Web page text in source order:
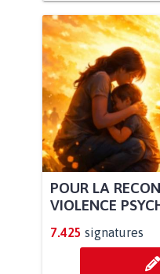
POUR LA
VIOLENCE
7.425 signatures